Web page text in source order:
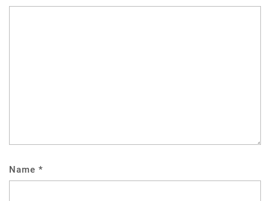
Name *